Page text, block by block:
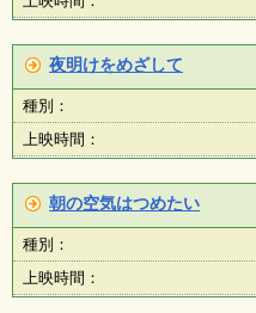
ギ
ャ
ラ
リ
ー
オ
ン
ラ
イ
ン
マ
ガ
夜明けをめざして
種別：
上映時間：
朝の空気はつめたい
種別：
上映時間：